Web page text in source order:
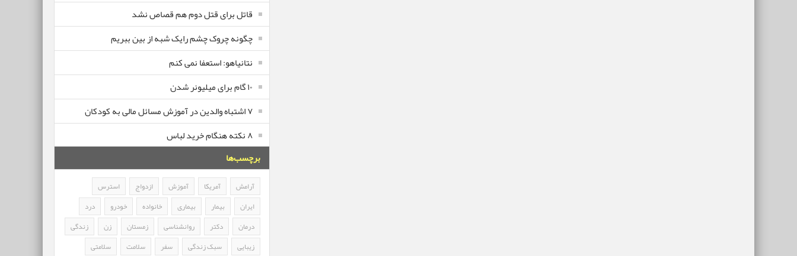
قاتل برای قتل دوم هم قصاص نشد
چگونه چروک چشم رایک شبه از بین ببریم
نتانیاهو: استعفا نمی کنم
۱۰ گام برای میلیونر شدن
۷ اشتباه والدین در آموزش مسائل مالی به کودکان
۸ نکته هنگام خرید لباس
برچسب‌ها
آرامش آمریکا آموزش ازدواج
استرس
ایران
بیمار بیماری خانواده خودرو
درد
درمان
دکتر روانشناسی زمستان زن
زندگی
زیبایی
سبک زندگی سفر سلامت
سلامتی